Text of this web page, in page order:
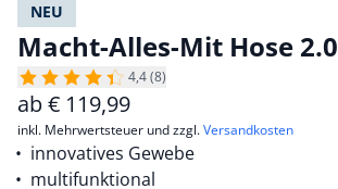
NEU
Macht-Alles-Mit Hose 2.0
4,4 (8)
ab€ 119,99
inkl. Mehrwertsteuer und zzgl.Versandkosten
innovatives Gewebe
multifunktional